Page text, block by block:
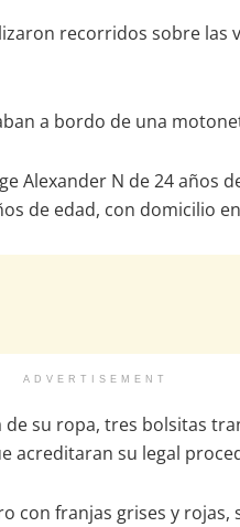
recorridos sobre
a bordo de una
Alexander N de 24 años
de edad, con domicilio
ADVERTISEMENT
su ropa, tres bolsitas
acreditaran su legal
franjas grises y